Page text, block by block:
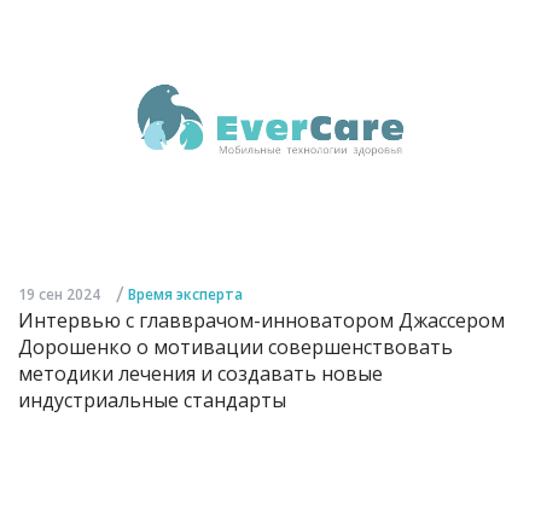
19 сен 2024 / Время эксперта
Интервью с главврачом-инноватором Джассером
Дорошенко о мотивации совершенствовать
методики лечения и создавать новые
индустриальные стандарты